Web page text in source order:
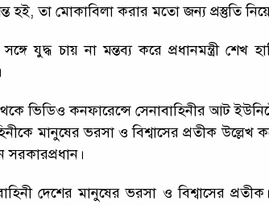
হই, তা মোকাবিলা করার মতো জন্য প্রস্তুতি
যুদ্ধ চায় না মন্তব্য করে প্রধানমন্ত্রী শেখ
ভিডিও কনফারেন্সে সেনাবাহিনীর আট
মানুষের ভরসা ও বিশ্বাসের প্রতীক
দেশের মানুষের ভরসা ও বিশ্বাসের